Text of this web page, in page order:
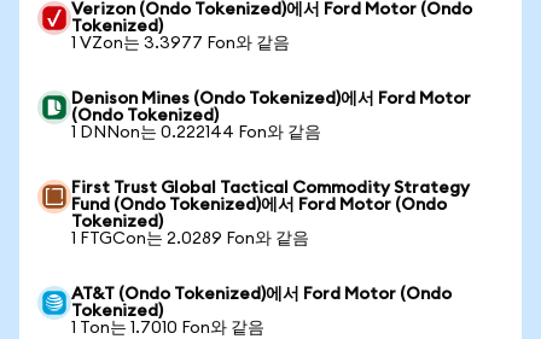
Verizon (Ondo Tokenized)에서 Ford Motor (Ondo
Tokenized)
1 VZon는 3.3977 Fon와 같음
Denison Mines (Ondo Tokenized)에서 Ford Motor
(Ondo Tokenized)
1 DNNon는 0.222144 Fon와 같음
First Trust Global Tactical Commodity Strategy
Fund (Ondo Tokenized)에서 Ford Motor (Ondo
Tokenized)
1 FTGCon는 2.0289 Fon와 같음
AT&T (Ondo Tokenized)에서 Ford Motor (Ondo
Tokenized)
1 Ton는 1.7010 Fon와 같음